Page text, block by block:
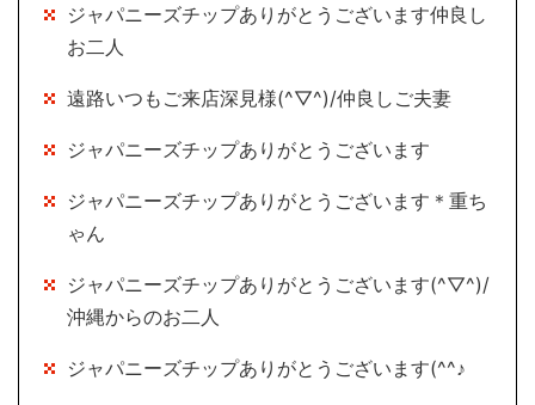
ジャパニーズチップありがとうございます仲良し
お二人
遠路いつもご来店深見様(^▽^)/仲良しご夫妻
ジャパニーズチップありがとうございます
ジャパニーズチップありがとうございます＊重ち
ゃん
ジャパニーズチップありがとうございます(^▽^)/
沖縄からのお二人
ジャパニーズチップありがとうございます(^^♪